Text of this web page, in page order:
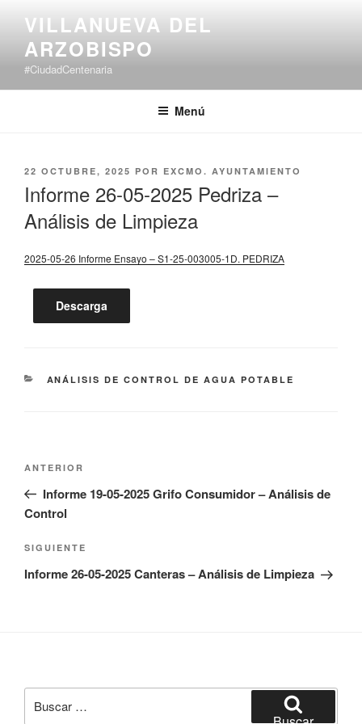
contenido
VILLANUEVA DEL
ARZOBISPO
#CiudadCentenaria
Menú
PUBLICADO
22 OCTUBRE, 2025 POR EXCMO. AYUNTAMIENTO
Informe 26-05-2025 Pedriza –
Análisis de Limpieza
2025-05-26 Informe Ensayo – S1-25-003005-1D. PEDRIZA
Descarga
CATEGORÍAS
ANÁLISIS DE CONTROL DE AGUA POTABLE
Navegación
entradas
Entrada
anterior:
ANTERIOR
Informe 19-05-2025 Grifo Consumidor – Análisis de
Control
Siguiente
entrada
SIGUIENTE
Informe 26-05-2025 Canteras – Análisis de Limpieza
por: